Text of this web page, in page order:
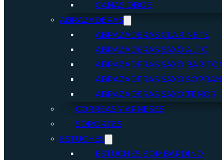
CAÑAS OBOE
ABRAZADERAS
ABRAZADERAS CLARINETE
ABRAZADERAS SAXO ALTO
ABRAZADERAS SAXO
ABRAZADERAS SAXO
ABRAZADERAS SAXO TENOR
CORREAS Y ARNESES
SOPORTES
ESTUCHES
ESTUCHES BOMBARDINO